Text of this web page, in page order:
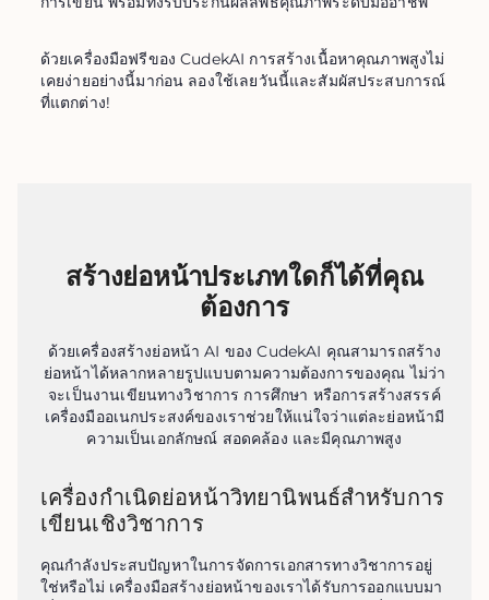
ด้วยเครื่องมือฟรีของ CudekAI การสร้างเนื้อหาคุณภาพสูงไม่
เคยง่ายอย่างนี้มาก่อน ลองใช้เลยวันนี้และสัมผัสประสบการณ์
ที่แตกต่าง!
สร้างย่อหน้าประเภทใดก็ได้ที่คุณ
ต้องการ
ด้วยเครื่องสร้างย่อหน้า AI ของ CudekAI คุณสามารถสร้าง
ย่อหน้าได้หลากหลายรูปแบบตามความต้องการของคุณ ไม่ว่า
จะเป็นงานเขียนทางวิชาการ การศึกษา หรือการสร้างสรรค์
เครื่องมืออเนกประสงค์ของเราช่วยให้แน่ใจว่าแต่ละย่อหน้ามี
ความเป็นเอกลักษณ์ สอดคล้อง และมีคุณภาพสูง
เครื่องกำเนิดย่อหน้าวิทยานิพนธ์สำหรับการ
เขียนเชิงวิชาการ
คุณกำลังประสบปัญหาในการจัดการเอกสารทางวิชาการอยู่
ใช่หรือไม่ เครื่องมือสร้างย่อหน้าของเราได้รับการออกแบบมา